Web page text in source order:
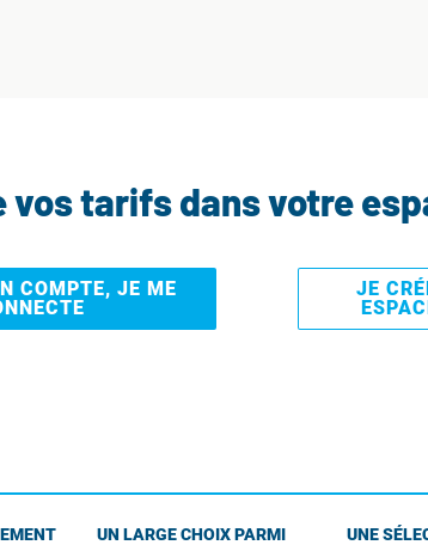
tarifs dans votre
COMPTE, JE ME
JE
UN LARGE CHOIX PARMI
UNE